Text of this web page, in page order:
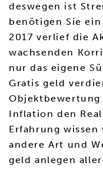
deswegen ist
benötigen Sie
2017 verlief die
wachsenden
nur das eigene
Gratis geld
Objektbewertung
Inflation den
Erfahrung wissen
andere Art und
geld anlegen